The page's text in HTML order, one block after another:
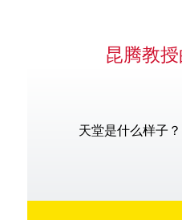
昆腾教
天堂是什么样子？